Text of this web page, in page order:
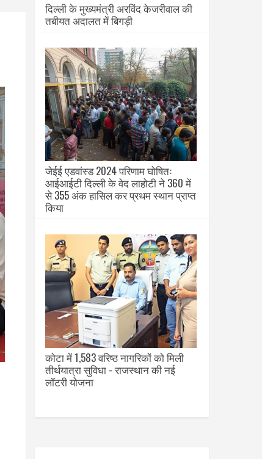
दिल्ली के मुख्यमंत्री अरविंद केजरीवाल की
तबीयत अदालत में बिगड़ी
जेईई एडवांस्ड 2024 परिणाम घोषितः
आईआईटी दिल्ली के वेद लाहोटी ने 360 में
से 355 अंक हासिल कर प्रथम स्थान प्राप्त
किया
कोटा में 1,583 वरिष्ठ नागरिकों को मिली
तीर्थयात्रा सुविधा - राजस्थान की नई
लॉटरी योजना